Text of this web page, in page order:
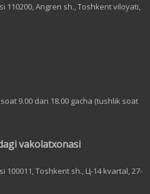
110200, Angren sh., Toshkent viloyati,
9.00 dan 18.00 gacha (tushlik soat
vakolatxonasi
100011, Toshkent sh., Ц-14 kvartal, 27-